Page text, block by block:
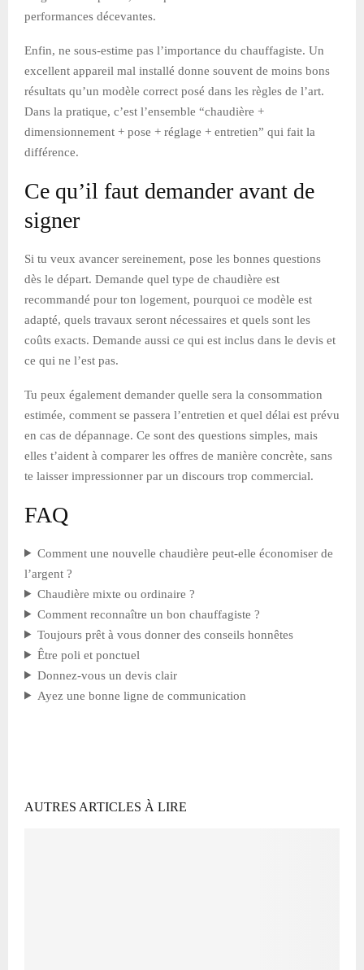
performances décevantes.
Enfin, ne sous-estime pas l’importance du chauffagiste. Un
excellent appareil mal installé donne souvent de moins bons
résultats qu’un modèle correct posé dans les règles de l’art.
Dans la pratique, c’est l’ensemble “chaudière +
dimensionnement + pose + réglage + entretien” qui fait la
différence.
Ce qu’il faut demander avant de
signer
Si tu veux avancer sereinement, pose les bonnes questions
dès le départ. Demande quel type de chaudière est
recommandé pour ton logement, pourquoi ce modèle est
adapté, quels travaux seront nécessaires et quels sont les
coûts exacts. Demande aussi ce qui est inclus dans le devis et
ce qui ne l’est pas.
Tu peux également demander quelle sera la consommation
estimée, comment se passera l’entretien et quel délai est prévu
en cas de dépannage. Ce sont des questions simples, mais
elles t’aident à comparer les offres de manière concrète, sans
te laisser impressionner par un discours trop commercial.
FAQ
Comment une nouvelle chaudière peut-elle économiser de
l’argent ?
Chaudière mixte ou ordinaire ?
Comment reconnaître un bon chauffagiste ?
Toujours prêt à vous donner des conseils honnêtes
Être poli et ponctuel
Donnez-vous un devis clair
Ayez une bonne ligne de communication
AUTRES ARTICLES À LIRE